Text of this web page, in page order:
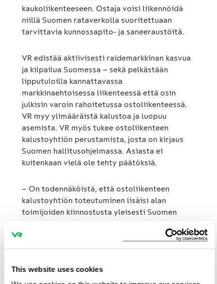
This website uses cookies
kaukoliikenteeseen. Ostaja voisi liikennöidä
niillä Suomen rataverkolla suoritettuaan
tarvittavia kunnossapito- ja saneeraustöitä.
VR edistää aktiivisesti raidemarkkinan kasvua
ja kilpailua Suomessa – sekä pelkästään
lipputuloilla kannattavassa
markkinaehtoisessa liikenteessä että osin
julkisin varoin rahoitetussa ostoliikenteessä.
VR myy ylimääräistä kalustoa ja luopuu
asemista. VR myös tukee ostoliikenteen
kalustoyhtiön perustamista, josta on kirjaus
Suomen hallitusohjelmassa. Asiasta ei
kuitenkaan vielä ole tehty päätöksiä.
– On todennäköistä, että ostoliikenteen
kalustoyhtiön toteutuminen lisäisi alan
toimijoiden kiinnostusta yleisesti Suomen
markkinaehtoiseen liikenteeseen – johon nämä
nyt myynnissä olevat matkustajavaunut
palautetta, että ostajakandidaatit tarvitsevat
riittävästi aikaa liiketoimintasuunnitelmiensa